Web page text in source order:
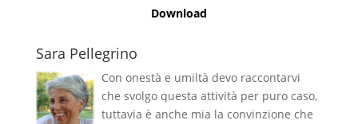
Download
Sara Pellegrino
Con onestà e umiltà devo raccontarvi
che svolgo questa attività per puro caso,
tuttavia è anche mia la convinzione che